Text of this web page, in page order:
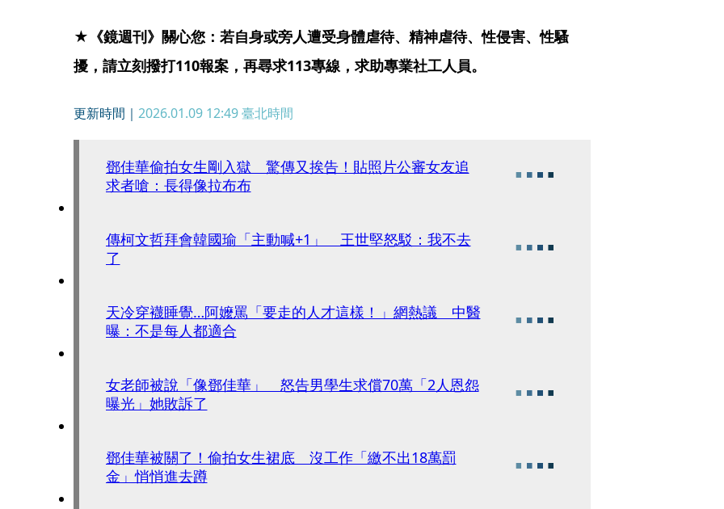
★《鏡週刊》關心您：若自身或旁人遭受身體虐待、精神虐待、性侵害、性騷
擾，請立刻撥打110報案，再尋求113專線，求助專業社工人員。
更新時間｜ 2026.01.09 12:49臺北時間
鄧佳華偷拍女生剛入獄 驚傳又挨告！貼照片公審女友追
求者嗆：長得像拉布布
傳柯文哲拜會韓國瑜「主動喊+1」 王世堅怒駁：我不去
了
天冷穿襪睡覺…阿嬤罵「要走的人才這樣！」網熱議 中醫
曝：不是每人都適合
女老師被說「像鄧佳華」 怒告男學生求償70萬「2人恩怨
曝光」她敗訴了
鄧佳華被關了！偷拍女生裙底 沒工作「繳不出18萬罰
金」悄悄進去蹲